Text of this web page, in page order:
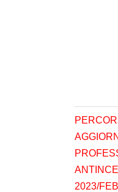
2023/